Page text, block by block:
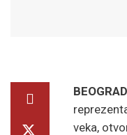
BEOGRAD
veka,